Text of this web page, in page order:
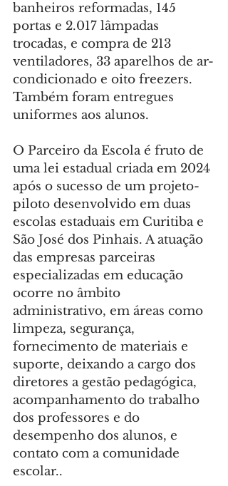
banheiros reformadas, 145
portas e 2.017 lâmpadas
trocadas, e compra de 213
ventiladores, 33 aparelhos de ar-
condicionado e oito freezers.
Também foram entregues
uniformes aos alunos.
O Parceiro da Escola é fruto de
uma lei estadual criada em 2024
após o sucesso de um projeto-
piloto desenvolvido em duas
escolas estaduais em Curitiba e
São José dos Pinhais. A atuação
das empresas parceiras
especializadas em educação
ocorre no âmbito
administrativo, em áreas como
limpeza, segurança,
fornecimento de materiais e
suporte, deixando a cargo dos
diretores a gestão pedagógica,
acompanhamento do trabalho
dos professores e do
desempenho dos alunos, e
contato com a comunidade
escolar..